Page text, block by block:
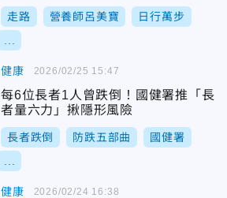
走路 營養師呂美寶 日行萬步
健康
每6位長者1人曾跌倒！國健署推「長
者量六力」揪隱形風險
長者跌倒 防跌五部曲 國健署
2026/02/25 15:47
健康 2026/02/24 16:38